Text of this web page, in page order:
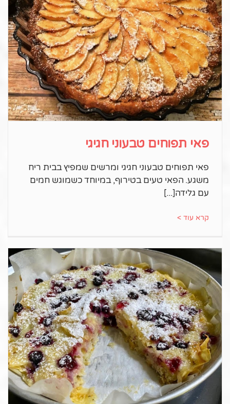
פאי תפוחים טבעוני חגיגי
פאי תפוחים טבעוני חגיגי ומרשים שמפיץ בבית ריח
משגע. הפאי טעים בטירוף, במיוחד כשמוגש חמים
עם גלידה
קרא עוד >